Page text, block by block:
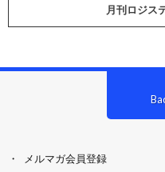
月刊ロジス
メルマガ会員登録